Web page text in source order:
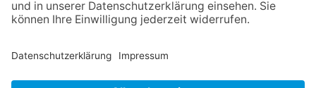
Eine Terminvereinbarung ist nur telefonisch